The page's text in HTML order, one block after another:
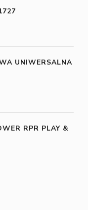
UNIWERSALNA
RPR PLAY &